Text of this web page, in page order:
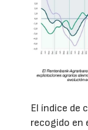
El índice de
recogido en